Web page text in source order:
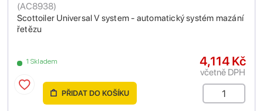
Scottoiler Universal V system - automatický systém mazání
řetězu
(AC8938)
1 Skladem 4,114 Kč
včetně DPH
PŘIDAT DO KOŠÍKU